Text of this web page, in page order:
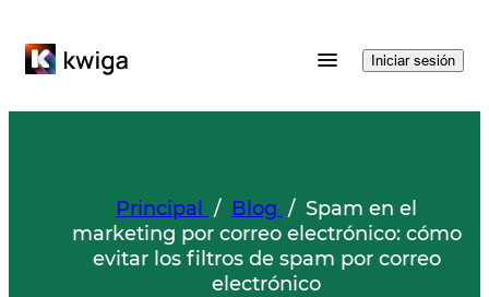
Iniciar sesión
Principal / Blog / Spam en el
marketing por correo electrónico: cómo
evitar los filtros de spam por correo
electrónico